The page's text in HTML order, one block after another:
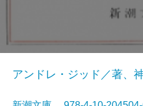
アンドレ・ジッド／著、